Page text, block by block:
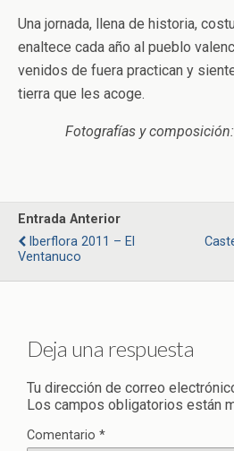
Una jornada, llena de historia,
enaltece cada año al pueblo
venidos de fuera practican y
tierra que les acoge.
Fotografías y
Entrada Anterior
Iberflora 2011 – El
Ventanuco
Deja una respuesta
Tu dirección de correo
Los campos obligatorios están
Comentario *